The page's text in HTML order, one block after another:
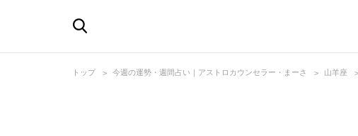
トップ 今週の運勢・週間占い｜アストロカウンセラー・まーさ 山羊座